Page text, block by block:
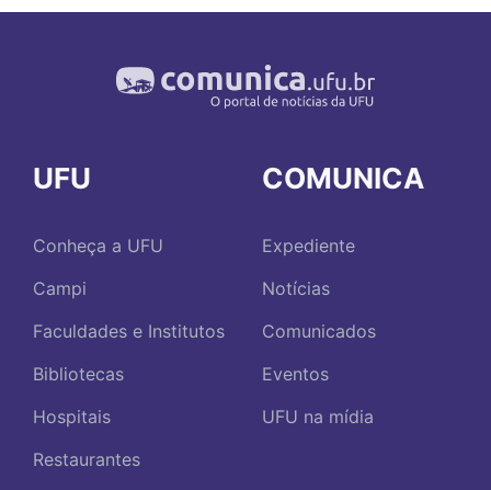
UFU
Conheça a UFU
Campi
Faculdades e Institutos
Bibliotecas
Hospitais
Restaurantes
COMUNICA
Expediente
Notícias
Comunicados
Eventos
UFU na mídia